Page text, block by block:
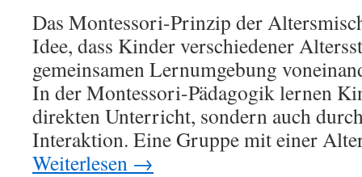
Das Montessori-Prinzip der
Idee, dass Kinder verschiedener
gemeinsamen Lernumgebung
In der Montessori-Pädagogik lernen
direkten Unterricht, sondern auch
Interaktion. Eine Gruppe mit einer
Weiterlesen →